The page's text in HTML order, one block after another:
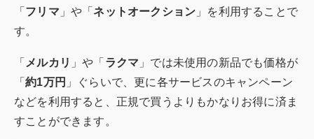
「 フリマ 」や「ネットオークション 」を利用することで
す。
「 メルカリ 」や「 ラクマ 」では未使用の新品でも価格が
「約1万円 」ぐらいで、更に各サービスのキャンペーン
などを利用すると、正規で買うよりもかなりお得に済ま
すことができます。